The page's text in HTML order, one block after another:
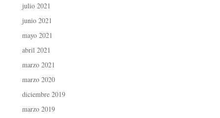
julio 2021
junio 2021
mayo 2021
abril 2021
marzo 2021
marzo 2020
diciembre 2019
marzo 2019